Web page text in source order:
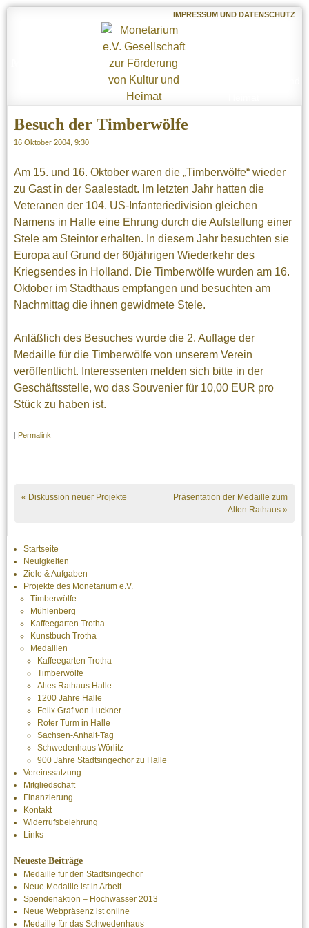
IMPRESSUM UND DATENSCHUTZ
Besuch der Timberwölfe
16 Oktober 2004, 9:30
Am 15. und 16. Oktober waren die „Timberwölfe“ wieder
zu Gast in der Saalestadt. Im letzten Jahr hatten die
Veteranen der 104. US-Infanteriedivision gleichen
Namens in Halle eine Ehrung durch die Aufstellung einer
Stele am Steintor erhalten. In diesem Jahr besuchten sie
Europa auf Grund der 60jährigen Wiederkehr des
Kriegsendes in Holland. Die Timberwölfe wurden am 16.
Oktober im Stadthaus empfangen und besuchten am
Nachmittag die ihnen gewidmete Stele.
Anläßlich des Besuches wurde die 2. Auflage der
Medaille für die Timberwölfe von unserem Verein
veröffentlicht. Interessenten melden sich bitte in der
Geschäftsstelle, wo das Souvenier für 10,00 EUR pro
Stück zu haben ist.
| Permalink
« Diskussion neuer Projekte
Präsentation der Medaille zum
Alten Rathaus »
Startseite
Neuigkeiten
Ziele & Aufgaben
Projekte des Monetarium e.V.
Timberwölfe
Mühlenberg
Kaffeegarten Trotha
Kunstbuch Trotha
Medaillen
Kaffeegarten Trotha
Timberwölfe
Altes Rathaus Halle
1200 Jahre Halle
Felix Graf von Luckner
Roter Turm in Halle
Sachsen-Anhalt-Tag
Schwedenhaus Wörlitz
900 Jahre Stadtsingechor zu Halle
Vereinssatzung
Mitgliedschaft
Finanzierung
Kontakt
Widerrufsbelehrung
Links
Neueste Beiträge
Medaille für den Stadtsingechor
Neue Medaille ist in Arbeit
Spendenaktion – Hochwasser 2013
Neue Webpräsenz ist online
Medaille für das Schwedenhaus